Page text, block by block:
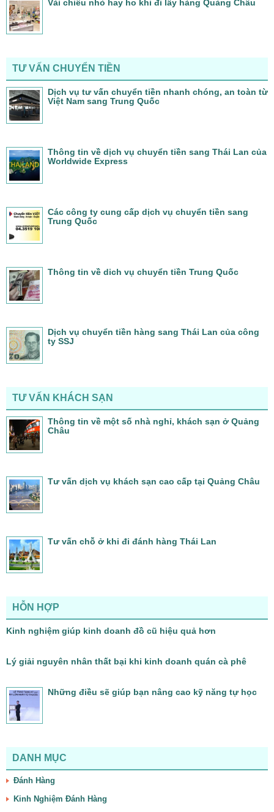
Vài chiêu nhỏ hay ho khi đi lấy hàng Quảng Châu
TƯ VẤN CHUYỂN TIỀN
Dịch vụ tư vấn chuyển tiền nhanh chóng, an toàn từ
Việt Nam sang Trung Quốc
Thông tin về dịch vụ chuyển tiền sang Thái Lan của
Worldwide Express
Các công ty cung cấp dịch vụ chuyển tiền sang
Trung Quốc
Thông tin về dich vụ chuyển tiền Trung Quốc
Dịch vụ chuyển tiền hàng sang Thái Lan của công
ty SSJ
TƯ VẤN KHÁCH SẠN
Thông tin về một số nhà nghỉ, khách sạn ở Quảng
Châu
Tư vấn dịch vụ khách sạn cao cấp tại Quảng Châu
Tư vấn chỗ ở khi đi đánh hàng Thái Lan
HỖN HỢP
Kinh nghiệm giúp kinh doanh đồ cũ hiệu quả hơn
Lý giải nguyên nhân thất bại khi kinh doanh quán cà phê
Những điều sẽ giúp bạn nâng cao kỹ năng tự học
DANH MỤC
Đánh Hàng
Kinh Nghiệm Đánh Hàng